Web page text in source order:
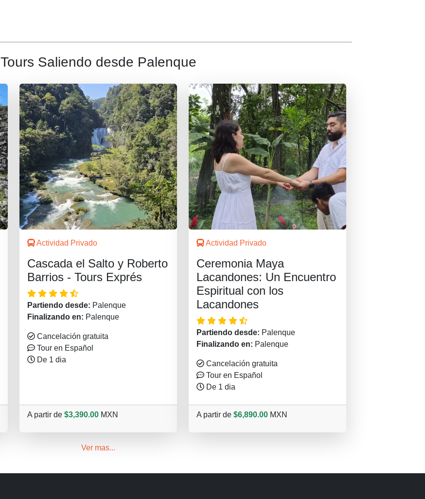
Tours Saliendo desde Palenque
Actividad Privado
Cascada el Salto y Roberto
Barrios - Tours Exprés
Partiendo desde: Palenque
Finalizando en: Palenque
Cancelación gratuita
Tour en Español
De 1 dia
A partir de $3,390.00 MXN
Actividad Privado
Ceremonia Maya
Lacandones: Un Encuentro
Espiritual con los
Lacandones
Partiendo desde: Palenque
Finalizando en: Palenque
Cancelación gratuita
Tour en Español
De 1 dia
A partir de $6,890.00 MXN
Ver mas...